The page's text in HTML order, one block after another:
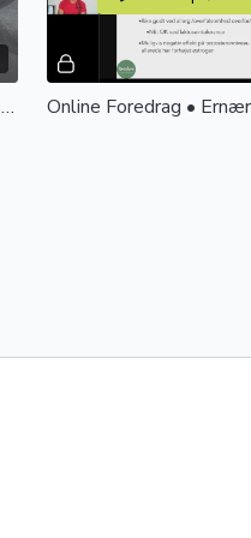
MYOKINER MUSKEL-SIGNALSTOFFER